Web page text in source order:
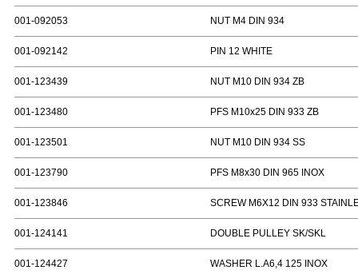
001-092053 NUT M4 DIN 934
001-092142 PIN 12 WHITE
001-123439 NUT M10 DIN 934 ZB
001-123480 PFS M10x25 DIN 933 ZB
001-123501 NUT M10 DIN 934 SS
001-123790 PFS M8x30 DIN 965 INOX
001-123846 SCREW M6X12 DIN 933
001-124141 DOUBLE PULLEY SK/SKL
001-124427 WASHER L.A6,4 125 INOX